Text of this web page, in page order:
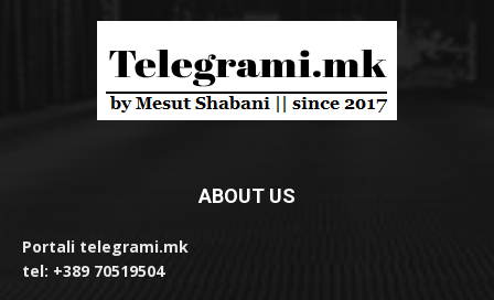
ABOUT US
Portali telegrami.mk
tel: +389 70519504